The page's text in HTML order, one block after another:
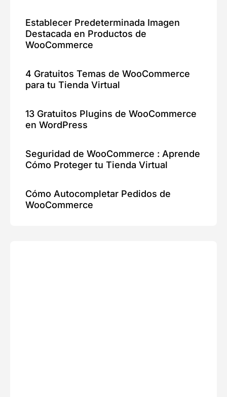
Establecer Predeterminada Imagen
Destacada en Productos de
WooCommerce
4 Gratuitos Temas de WooCommerce
para tu Tienda Virtual
13 Gratuitos Plugins de WooCommerce
en WordPress
Seguridad de WooCommerce : Aprende
Cómo Proteger tu Tienda Virtual
Cómo Autocompletar Pedidos de
WooCommerce